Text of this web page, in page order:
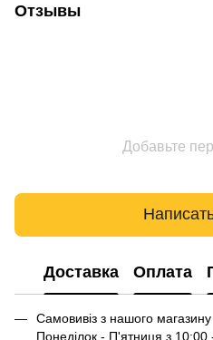
Отзывы
Добавьте
Доставка Оплата
Самовивіз з нашого
Понеділок - П'ятниця з 10:00